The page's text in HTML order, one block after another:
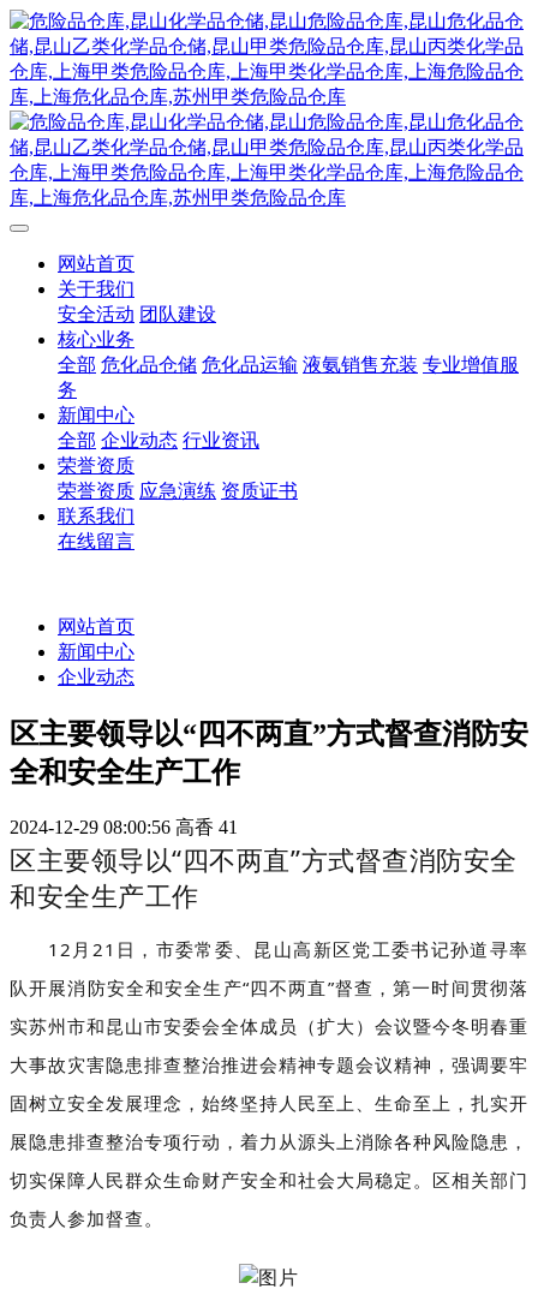
网站首页
关于我们
安全活动 团队建设
核心业务
全部 危化品仓储 危化品运输 液氨销售充装 专业增值服
务
新闻中心
全部 企业动态 行业资讯
荣誉资质
荣誉资质 应急演练 资质证书
联系我们
在线留言
网站首页
新闻中心
企业动态
区主要领导以“四不两直”方式督查消防安
全和安全生产工作
2024-12-29 08:00:56 高香 41
区主要领导以“四不两直”方式督查消防安全
和安全生产工作
12月21日，市委常委、昆山高新区党工委书记孙道寻率
队开展消防安全和安全生产“四不两直”督查，第一时间贯彻落
实苏州市和昆山市安委会全体成员（扩大）会议暨今冬明春重
大事故灾害隐患排查整治推进会精神专题会议精神，强调要牢
固树立安全发展理念，始终坚持人民至上、生命至上，扎实开
展隐患排查整治专项行动，着力从源头上消除各种风险隐患，
切实保障人民群众生命财产安全和社会大局稳定。区相关部门
负责人参加督查。